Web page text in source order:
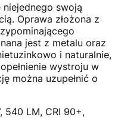
niejednego swoją
Oprawa złożona z
jest z metalu oraz
i naturalnie,
wystroju w
można uzupełnić o
540 LM, CRI 90+,